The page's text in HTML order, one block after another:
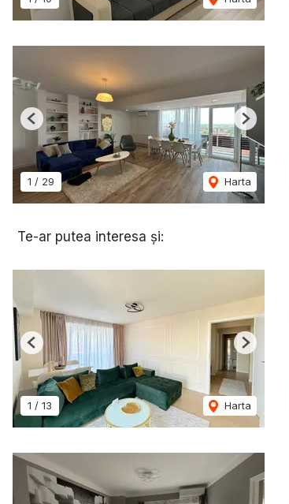
1 / 29 Harta
Previous Next
Te-ar putea interesa și:
1 / 13 Harta
Previous Next